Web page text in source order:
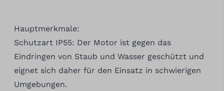
Hauptmerkmale:
Schutzart IP55: Der Motor ist gegen das
Eindringen von Staub und Wasser geschützt und
eignet sich daher für den Einsatz in schwierigen
Umgebungen.